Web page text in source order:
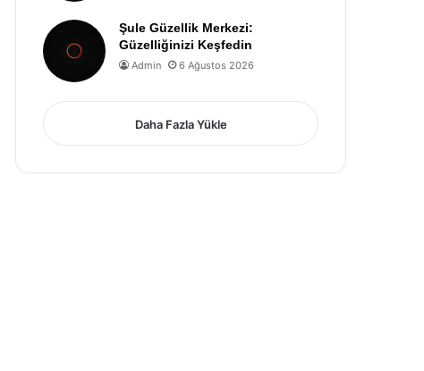
Şule Güzellik Merkezi:
Güzelliğinizi Keşfedin
Admin 6 Ağustos 2026
Daha Fazla Yükle